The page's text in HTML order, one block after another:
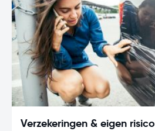
Verzekeringen & eigen risico